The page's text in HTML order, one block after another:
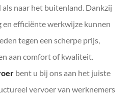
naar het buitenland. Dankzij
en efficiënte werkwijze kunnen
tegen een scherpe prijs,
aan comfort of kwaliteit.
bent u bij ons aan het juiste
vervoer van werknemers